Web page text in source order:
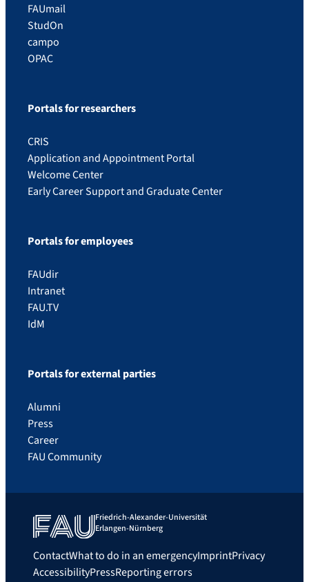
FAUmail
StudOn
campo
OPAC
Portals for researchers
CRIS
Application and Appointment Portal
Welcome Center
Early Career Support and Graduate Center
Portals for employees
FAUdir
Intranet
FAU.TV
IdM
Portals for external parties
Alumni
Press
Career
FAU Community
Friedrich-Alexander-Universität
Erlangen-Nürnberg
ContactWhat to do in an emergencyImprintPrivacy
AccessibilityPressReporting errors